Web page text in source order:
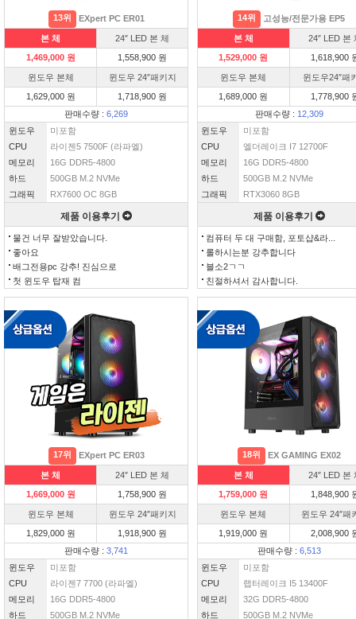
13위 EXpert PC ER01
본 체
24″ LED 본 체
1,469,000 원
1,558,900 원
윈도우 본체
윈도우 24″패키지
1,629,000 원
1,718,900 원
판매수량 : 6,269
윈도우
미포함
CPU
라이젠5 7500F (라파엘)
메모리
16G DDR5-4800
하드
500GB M.2 NVMe
그래픽
RX7600 OC 8GB
제품 이용후기
물건 너무 잘받았습니다.
좋아요
배그전용pc 강추! 진심으로
첫 윈도우 탑재 컴
14위 고성능/전문가용 EP5
본 체
24″ LED 본
1,529,000 원
1,618,900
윈도우 본체
윈도우24″패
1,689,000 원
1,778,900
판매수량 : 12,309
윈도우
미포함
CPU
엘더레이크 I7 12700F
메모리
16G DDR5-4800
하드
500GB M.2 NVMe
그래픽
RTX3060 8GB
제품 이용후기
컴퓨터 두 대 구매함, 포토샵&라...
롤하시는분 강추합니다
블소2ㄱㄱ
친절하셔서 감사합니다.
17위 EXpert PC ER03
본 체
24″ LED 본 체
1,669,000 원
1,758,900 원
윈도우 본체
윈도우 24″패키지
1,829,000 원
1,918,900 원
판매수량 : 3,741
윈도우
미포함
CPU
라이젠7 7700 (라파엘)
메모리
16G DDR5-4800
하드
500GB M.2 NVMe
18위 EX GAMING EX02
본 체
24″ LED 본
1,759,000 원
1,848,900
윈도우 본체
윈도우 24″패
1,919,000 원
2,008,900
판매수량 : 6,513
윈도우
미포함
CPU
랩터레이크 I5 13400F
메모리
32G DDR5-4800
하드
500GB M.2 NVMe